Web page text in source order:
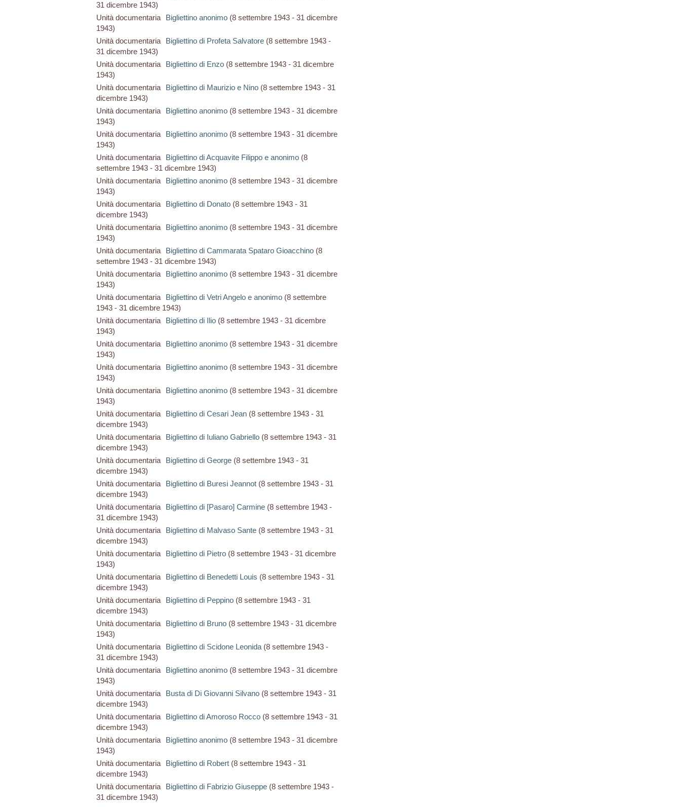
31 dicembre 1943)
Unità documentaria
Bigliettino anonimo(8 settembre 1943 - 31 dicembre
1943)
Unità documentaria
Bigliettino di Profeta Salvatore(8 settembre 1943 -
31 dicembre 1943)
Unità documentaria
Bigliettino di Enzo(8 settembre 1943 - 31 dicembre
1943)
Unità documentaria
Bigliettino di Maurizio e Nino(8 settembre 1943 - 31
dicembre 1943)
Unità documentaria
Bigliettino anonimo(8 settembre 1943 - 31 dicembre
1943)
Unità documentaria
Bigliettino anonimo(8 settembre 1943 - 31 dicembre
1943)
Unità documentaria
Bigliettino di Acquavite Filippo e anonimo(8
settembre 1943 - 31 dicembre 1943)
Unità documentaria
Bigliettino anonimo(8 settembre 1943 - 31 dicembre
1943)
Unità documentaria
Bigliettino di Donato(8 settembre 1943 - 31
dicembre 1943)
Unità documentaria
Bigliettino anonimo(8 settembre 1943 - 31 dicembre
1943)
Unità documentaria
Bigliettino di Cammarata Spataro Gioacchino(8
settembre 1943 - 31 dicembre 1943)
Unità documentaria
Bigliettino anonimo(8 settembre 1943 - 31 dicembre
1943)
Unità documentaria
Bigliettino di Vetri Angelo e anonimo(8 settembre
1943 - 31 dicembre 1943)
Unità documentaria
Bigliettino di Ilio(8 settembre 1943 - 31 dicembre
1943)
Unità documentaria
Bigliettino anonimo(8 settembre 1943 - 31 dicembre
1943)
Unità documentaria
Bigliettino anonimo(8 settembre 1943 - 31 dicembre
1943)
Unità documentaria
Bigliettino anonimo(8 settembre 1943 - 31 dicembre
1943)
Unità documentaria
Bigliettino di Cesari Jean(8 settembre 1943 - 31
dicembre 1943)
Unità documentaria
Bigliettino di Iuliano Gabriello(8 settembre 1943 - 31
dicembre 1943)
Unità documentaria
Bigliettino di George(8 settembre 1943 - 31
dicembre 1943)
Unità documentaria
Bigliettino di Buresi Jeannot(8 settembre 1943 - 31
dicembre 1943)
Unità documentaria
Bigliettino di [Pasaro] Carmine(8 settembre 1943 -
31 dicembre 1943)
Unità documentaria
Bigliettino di Malvaso Sante(8 settembre 1943 - 31
dicembre 1943)
Unità documentaria
Bigliettino di Pietro(8 settembre 1943 - 31 dicembre
1943)
Unità documentaria
Bigliettino di Benedetti Louis (8 settembre 1943 - 31
dicembre 1943)
Unità documentaria
Bigliettino di Peppino(8 settembre 1943 - 31
dicembre 1943)
Unità documentaria
Bigliettino di Bruno(8 settembre 1943 - 31 dicembre
1943)
Unità documentaria
Bigliettino di Scidone Leonida(8 settembre 1943 -
31 dicembre 1943)
Unità documentaria
Bigliettino anonimo(8 settembre 1943 - 31 dicembre
1943)
Unità documentaria
Busta di Di Giovanni Silvano(8 settembre 1943 - 31
dicembre 1943)
Unità documentaria
Bigliettino di Amoroso Rocco(8 settembre 1943 - 31
dicembre 1943)
Unità documentaria
Bigliettino anonimo(8 settembre 1943 - 31 dicembre
1943)
Unità documentaria
Bigliettino di Robert(8 settembre 1943 - 31
dicembre 1943)
Unità documentaria
Bigliettino di Fabrizio Giuseppe(8 settembre 1943 -
31 dicembre 1943)